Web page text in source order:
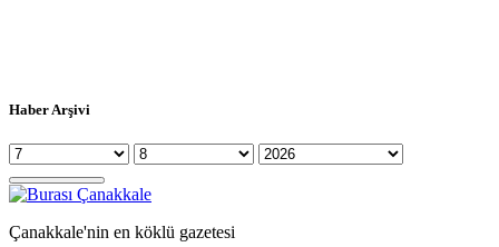
Haber Arşivi
Çanakkale'nin en köklü gazetesi